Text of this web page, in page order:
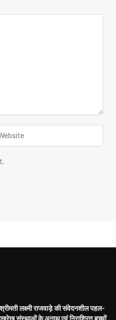
लक्ष्मी राजवाड़े की संवेदनशील पहल-
संस्थाओं के अनाथ एवं निराश्रित बच्चों